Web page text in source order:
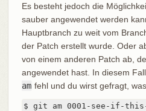
Es besteht jedoch die
sauber angewendet werden
Hauptbranch zu weit vom
der Patch erstellt wurde. Oder
von einem anderen Patch ab,
angewendet hast. In diesem
am fehl und du wirst gefragt,
$ git am 0001-see-if-